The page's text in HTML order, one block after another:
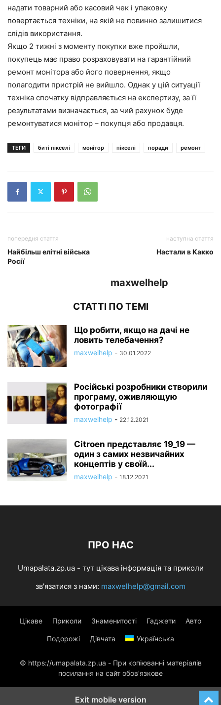
надати товарний або касовий чек і упаковку
повертається техніки, на якій не повинно залишитися
слідів використання.
Якщо 2 тижні з моменту покупки вже пройшли,
покупець має право розраховувати на гарантійний
ремонт монітора або його повернення, якщо
полагодити пристрій не вийшло. Однак у цій ситуації
техніка спочатку відправляється на експертизу, за її
результатами визначається, за чий рахунок буде
ремонтуватися монітор – покупця або продавця.
ТЕГИ биті пікселі монітор пікселі поради ремонт
попередня стаття
Найбільш елітні війська
Росії
наступна стаття
Настали в Какко
maxwelhelp
СТАТТІ ПО ТЕМІ
Що робити, якщо на дачі не
ловить телебачення?
maxwelhelp - 30.01.2022
Російські розробники створили
програму, оживляющую
фотографії
maxwelhelp - 22.12.2021
Citroen представляє 19_19 —
один з самих незвичайних
концептів у своїй...
maxwelhelp - 18.12.2021
ПРО НАС
Umapalata.zp.ua - тут цікава інформація та приколи
зв'язатися з нами: maxwelhelp@gmail.com
Цікаве Приколи Знаменитості Гаджети Авто
Подорожі Дівчата Українська
© https://umapalata.zp.ua - При копіюванні матеріалів
посилання на сайт обов'язкове
Exit mobile version